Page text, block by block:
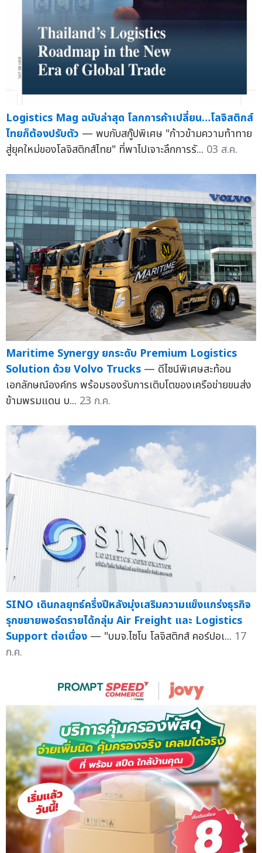
Logistics Mag ฉบับล่าสุด โลกการค้าเปลี่ยน…โลจิสติกส์
ไทยก็ต้องปรับตัว — พบกับสกู๊ปพิเศษ "ก้าวข้ามความท้าทาย
สู่ยุคใหม่ของโลจิสติกส์ไทย" ที่พาไปเจาะลึกการรั... 03 ส.ค.
Maritime Synergy ยกระดับ Premium Logistics
Solution ด้วย Volvo Trucks — ดีไซน์พิเศษสะท้อน
เอกลักษณ์องค์กร พร้อมรองรับการเติบโตของเครือข่ายขนส่ง
ข้ามพรมแดน บ... 23 ก.ค.
SINO เดินกลยุทธ์ครึ่งปีหลังมุ่งเสริมความแข็งแกร่งธุรกิจ
รุกขยายพอร์ตรายได้กลุ่ม Air Freight และ Logistics
Support ต่อเนื่อง — "บมจ.ไซโน โลจิสติกส์ คอร์ปอเ... 17
ก.ค.